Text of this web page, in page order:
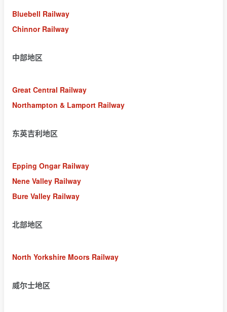
Bluebell Railway
Chinnor Railway
中部地区
Great Central Railway
Northampton & Lamport Railway
东英吉利地区
Epping Ongar Railway
Nene Valley Railway
Bure Valley Railway
北部地区
North Yorkshire Moors Railway
威尔士地区